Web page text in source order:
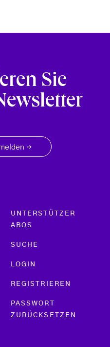
Sie
→
UNTERSTÜTZER
ABOS
SUCHE
LOGIN
REGISTRIEREN
PASSWORT
ZURÜCKSETZEN